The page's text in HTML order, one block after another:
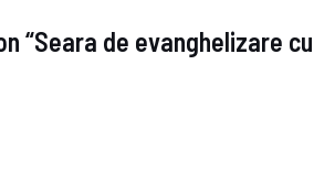
“Seara de evanghelizare